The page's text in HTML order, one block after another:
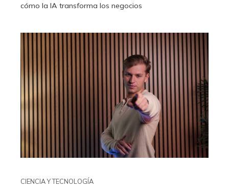
cómo la IA transforma los negocios
CIENCIA Y TECNOLOGÍA